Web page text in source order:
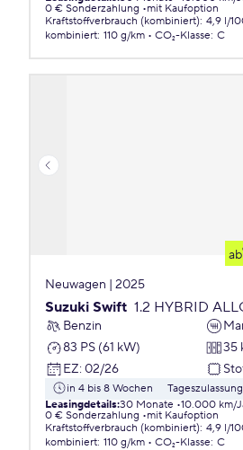
0 € Sonderzahlung
mit Kaufoption
Kraftstoffverbrauch (kombiniert): 4,9 l/
kombiniert: 110 g/km CO₂-Klasse: C
ab
Neuwagen | 2025
Suzuki Swift 1.2 HYBRID
Benzin
83 PS (61 kW)
35
EZ: 02/26
in 4 bis 8 Wochen
Tageszulassung
Leasingdetails:30 Monate 10.000 km/
0 € Sonderzahlung
mit Kaufoption
Kraftstoffverbrauch (kombiniert): 4,9 l/
kombiniert: 110 g/km CO₂-Klasse: C